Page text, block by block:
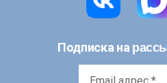
Подписка на